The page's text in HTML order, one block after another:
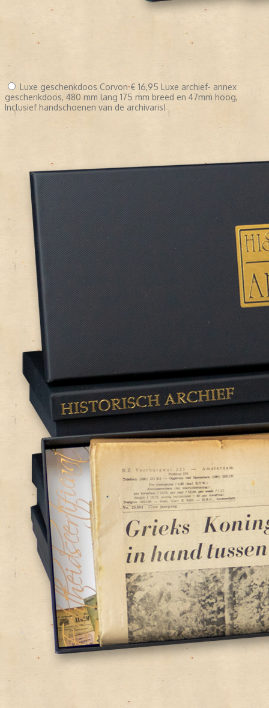
Luxe geschenkdoos Corvon € 16,95 Luxe archief- annex
geschenkdoos, 480 mm lang 175 mm breed en 47mm hoog,
Inclusief handschoenen van de archivaris!